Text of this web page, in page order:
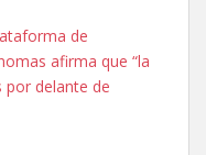
PERDIDO HOY
ASUSTADIZO
de
afirma que “la
por delante de